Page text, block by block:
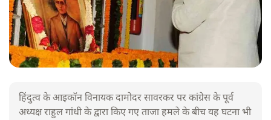
हिंदुत्व के आइकॉन विनायक दामोदर सावरकर पर कांग्रेस के पूर्व
अध्यक्ष राहुल गांधी के द्वारा किए गए ताजा हमले के बीच यह घटना भी